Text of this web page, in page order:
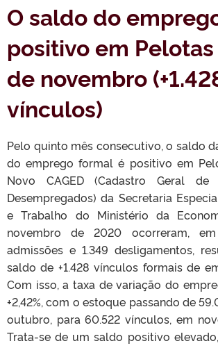
O saldo do
positivo em
de novembro
vínculos)
Pelo quinto mês consecutivo, o saldo
do emprego formal é positivo em
Novo CAGED (Cadastro Geral de
Desempregados) da Secretaria
e Trabalho do Ministério da
novembro de 2020 ocorreram, em
admissões e 1.349 desligamentos,
saldo de +1.428 vínculos formais de
Com isso, a taxa de variação do
+2,42%, com o estoque passando de
outubro, para 60.522 vínculos, em
Trata-se de um saldo positivo